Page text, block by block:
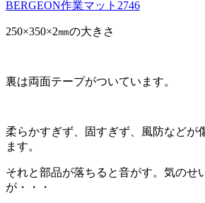
BERGEON作業マット2746
250×350×2㎜の大きさ
裏は両面テープがついています。
柔らかすぎず、固すぎず、風防などが
ます。
それと部品が落ちると音がす。気のせ
が・・・